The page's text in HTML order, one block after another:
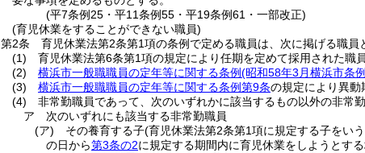
(平7条例25・平11条例55・平19条例61・一部改正)
(育児休業をすることができない職員)
第2条
育児休業法第2条第1項の条例で定める職員は、次に掲げる職員
(1)
育児休業法第6条第1項の規定により任期を定めて採用された職員
(2)
横浜市一般職職員の定年等に関する条例(昭和58年3月横浜市条
(3)
横浜市一般職職員の定年等に関する条例第9条の規定により異動
(4)
非常勤職員であって、次のいずれかに該当するもの以外の非常
ア
次のいずれにも該当する非常勤職員
(ア)
その養育する子(育児休業法第2条第1項に規定する子をい
の日から第3条の2に規定する期間内に育児休業をしようとす